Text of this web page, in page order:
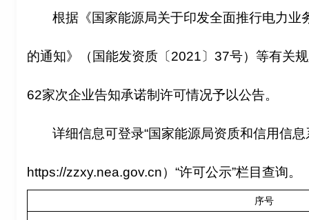
根据《国家能源局关于印发全面推行电力业
的通知》（国能发资质〔2021〕37号）等有关
62家次企业告知承诺制许可情况予以公告。
详细信息可登录“国家能源局资质和信用信息
https://zzxy.nea.gov.cn）“许可公示”栏目查询。
序号